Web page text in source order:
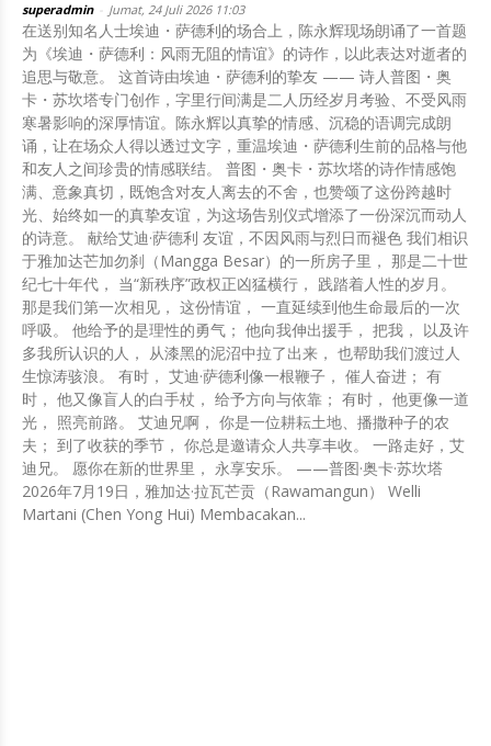
superadmin Jumat, 24 Juli 2026 11:03
在送别知名人士埃迪・萨德利的场合上，陈永辉现场朗诵了一首题
为《埃迪・萨德利：风雨无阻的情谊》的诗作，以此表达对逝者的
追思与敬意。 这首诗由埃迪・萨德利的挚友 —— 诗人普图・奥
卡・苏坎塔专门创作，字里行间满是二人历经岁月考验、不受风雨
寒暑影响的深厚情谊。陈永辉以真挚的情感、沉稳的语调完成朗
诵，让在场众人得以透过文字，重温埃迪・萨德利生前的品格与他
和友人之间珍贵的情感联结。 普图・奥卡・苏坎塔的诗作情感饱
满、意象真切，既饱含对友人离去的不舍，也赞颂了这份跨越时
光、始终如一的真挚友谊，为这场告别仪式增添了一份深沉而动人
的诗意。 献给艾迪·萨德利 友谊，不因风雨与烈日而褪色 我们相识
于雅加达芒加勿刹（Mangga Besar）的一所房子里， 那是二十世
纪七十年代， 当“新秩序”政权正凶猛横行， 践踏着人性的岁月。
那是我们第一次相见， 这份情谊， 一直延续到他生命最后的一次
呼吸。 他给予的是理性的勇气； 他向我伸出援手， 把我， 以及许
多我所认识的人， 从漆黑的泥沼中拉了出来， 也帮助我们渡过人
生惊涛骇浪。 有时， 艾迪·萨德利像一根鞭子， 催人奋进； 有
时， 他又像盲人的白手杖， 给予方向与依靠； 有时， 他更像一道
光， 照亮前路。 艾迪兄啊， 你是一位耕耘土地、播撒种子的农
夫； 到了收获的季节， 你总是邀请众人共享丰收。 一路走好，艾
迪兄。 愿你在新的世界里， 永享安乐。 ——普图·奥卡·苏坎塔
2026年7月19日，雅加达·拉瓦芒贡（Rawamangun） Welli
Martani (Chen Yong Hui) Membacakan...